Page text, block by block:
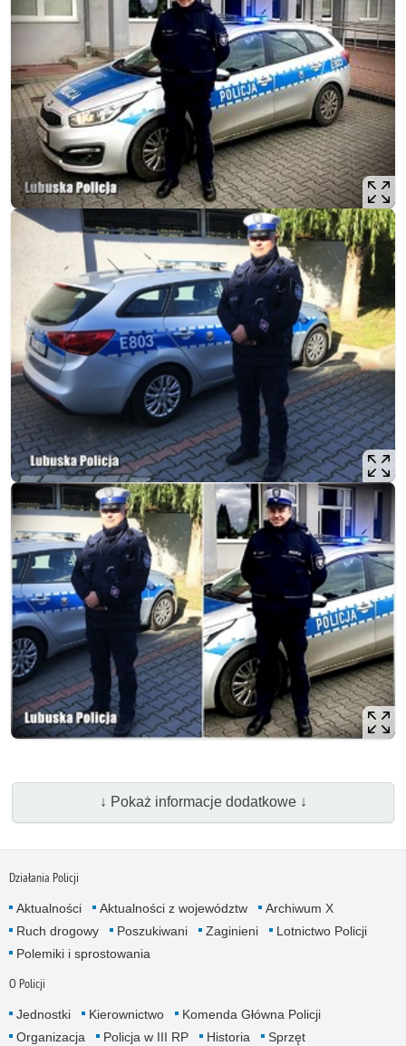
↓ Pokaż informacje dodatkowe ↓
Działania Policji
Aktualności Aktualności z województw
Archiwum X
Ruch drogowy
Poszukiwani Zaginieni
Lotnictwo Policji
Polemiki i sprostowania
O Policji
Jednostki Kierownictwo
Komenda Główna Policji
Organizacja
Policja w III RP Historia
Sprzęt